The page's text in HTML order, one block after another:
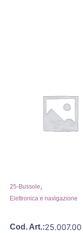
25-Bussole,
Elettronica e navigazione
Cod. Art.:25.007.00